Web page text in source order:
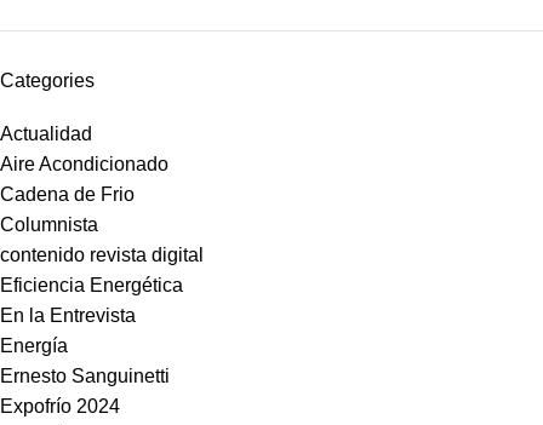
Categories
Actualidad
Aire Acondicionado
Cadena de Frio
Columnista
contenido revista digital
Eficiencia Energética
En la Entrevista
Energía
Ernesto Sanguinetti
Expofrío 2024